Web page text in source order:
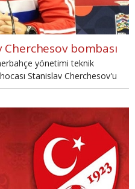
bombası
yönetimi teknik
Stanislav Cherchesov'u